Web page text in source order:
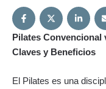
Pilates Convencional
Claves y Beneficios
El Pilates es una